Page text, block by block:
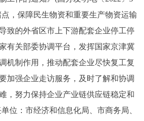
，保障民生物资和重要生产物资运输
致的外省区市上下游配套企业停工停
有关部委协调平台，发挥国家京津冀
机制作用，推动配套企业尽快复工复
加强企业走访服务，及时了解和协调
，努力保持企业产业链供应链稳定和
位：市经济和信息化局、市商务局、